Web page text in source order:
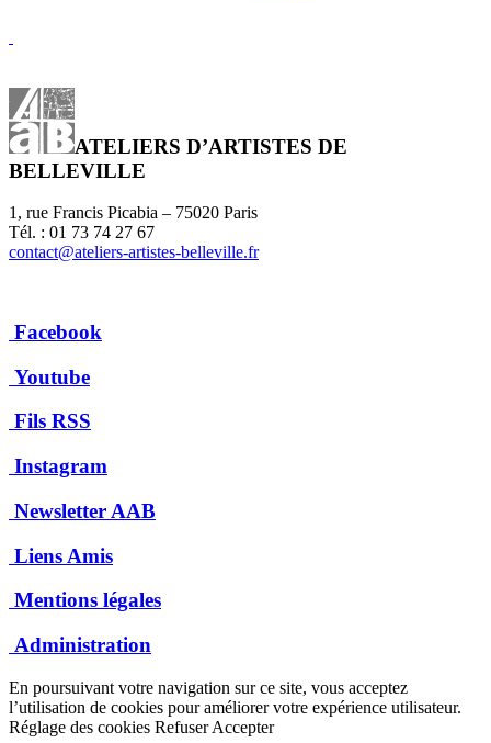
ATELIERS D’ARTISTES DE
BELLEVILLE
1, rue Francis Picabia – 75020 Paris
Tél. : 01 73 74 27 67
contact@ateliers-artistes-belleville.fr
Facebook
Youtube
Fils RSS
Instagram
Newsletter AAB
Liens Amis
Mentions légales
Administration
En poursuivant votre navigation sur ce site, vous acceptez
l’utilisation de cookies pour améliorer votre expérience utilisateur.
Réglage des cookies Refuser Accepter